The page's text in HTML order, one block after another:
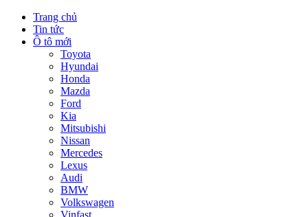
Trang chủ
Tin tức
Ô tô mới
Toyota
Hyundai
Honda
Mazda
Ford
Kia
Mitsubishi
Nissan
Mercedes
Lexus
Audi
BMW
Volkswagen
Vinfast